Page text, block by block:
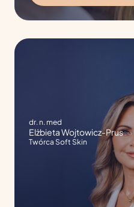
dr. n. med
Elżbieta Wojtowicz-Prus
Twórca Soft Skin